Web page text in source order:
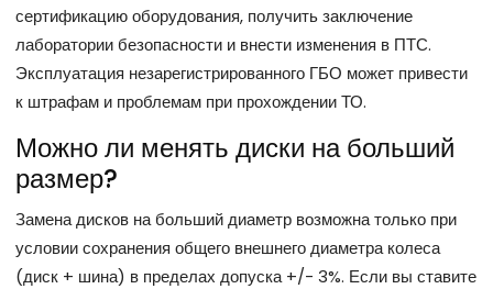
сертификацию оборудования, получить заключение
лаборатории безопасности и внести изменения в ПТС.
Эксплуатация незарегистрированного ГБО может привести
к штрафам и проблемам при прохождении ТО.
Можно ли менять диски на больший
размер?
Замена дисков на больший диаметр возможна только при
условии сохранения общего внешнего диаметра колеса
(диск + шина) в пределах допуска +/- 3%. Если вы ставите